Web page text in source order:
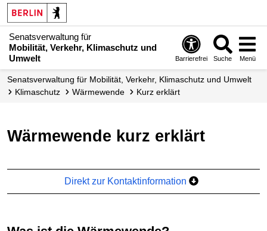
Senatsverwaltung für
Mobilität, Verkehr, Klimaschutz und
Umwelt
Barrierefrei Suche Menü
Senatsverwaltung für Mobilität, Verkehr, Klimaschutz und Umwelt
Klimaschutz
Wärmewende Kurz erklärt
Wärmewende kurz erklärt
Direkt zur Kontaktinformation